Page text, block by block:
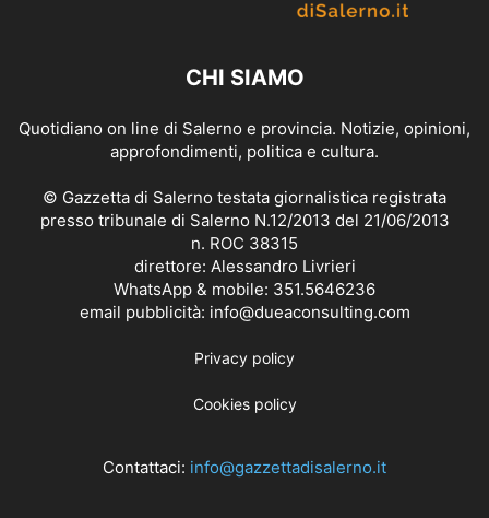
CHI SIAMO
Quotidiano on line di Salerno e provincia. Notizie, opinioni,
approfondimenti, politica e cultura.
© Gazzetta di Salerno testata giornalistica registrata
presso tribunale di Salerno N.12/2013 del 21/06/2013
n. ROC 38315
direttore: Alessandro Livrieri
WhatsApp & mobile: 351.5646236
email pubblicità: info@dueaconsulting.com
Privacy policy
Cookies policy
Contattaci: info@gazzettadisalerno.it